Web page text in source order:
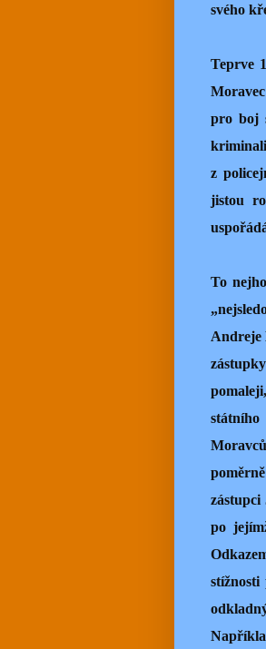
svého
Teprve
pro boj
z
jistou
To
Andreje
státního
po
stížnosti